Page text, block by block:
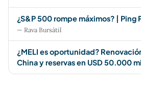
¿S&P 500 rompe máximos? | Ping
— Rava Bursátil
¿MELI es oportunidad?
China y reservas en USD 50.000